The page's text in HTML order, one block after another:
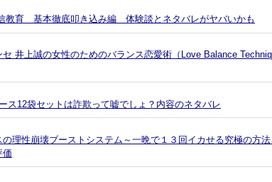
教育 基本徹底叩き込み編 体験談とネタバレがヤバいかも
セ 井上誠の女性のためのバランス恋愛術（Love Balance
ス12袋セットは詐欺って嘘でしょ？内容のネタバレ
理性崩壊ブーストシステム～一晩で１３回イカせる究極の方法